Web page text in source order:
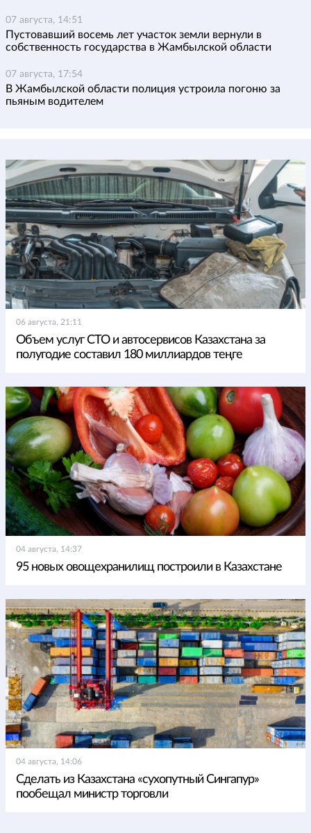
07 августа, 14:51
Пустовавший восемь лет участок земли вернули в
собственность государства в Жамбылской области
07 августа, 17:54
В Жамбылской области полиция устроила погоню за
пьяным водителем
06 августа, 21:11
Объем услуг СТО и автосервисов Казахстана за
полугодие составил 180 миллиардов теңге
04 августа, 14:37
95 новых овощехранилищ построили в Казахстане
04 августа, 14:06
Сделать из Казахстана «сухопутный Сингапур»
пообещал министр торговли